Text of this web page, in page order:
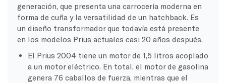
generación, que presenta una carrocería moderna en
forma de cuña y la versatilidad de un hatchback. Es
un diseño transformador que todavía está presente
en los modelos Prius actuales casi 20 años después.
El Prius 2004 tiene un motor de 1,5 litros acoplado
a un motor eléctrico. En total, el motor de gasolina
genera 76 caballos de fuerza, mientras que el